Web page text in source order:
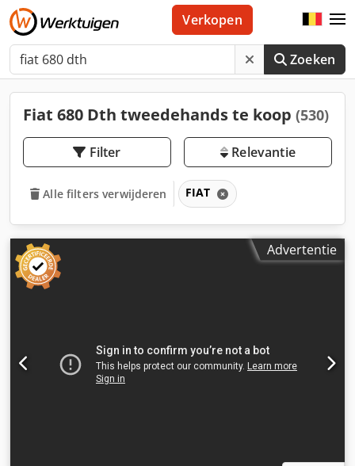
Zoeken
Verkopen
Fiat 680 Dth tweedehands te koop (530)
Filter Relevantie
Alle filters verwijderen FIAT
Advertentie